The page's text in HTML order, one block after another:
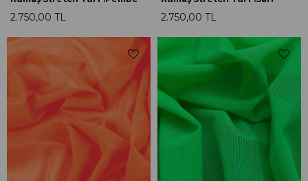
2.750,00 TL 2.750,00 TL